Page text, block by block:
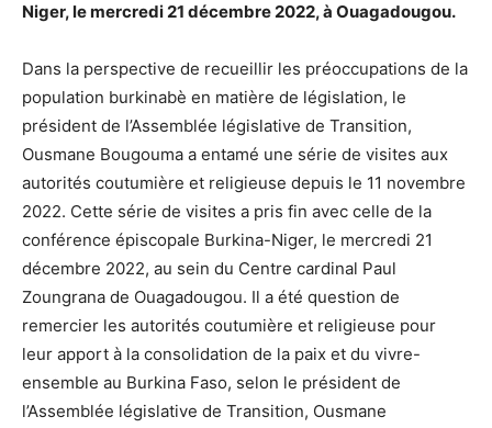
Niger, le mercredi 21 décembre 2022, à Ouagadougou.
Dans la perspective de recueillir les préoccupations de la
population burkinabè en matière de législation, le
président de l’Assemblée législative de Transition,
Ousmane Bougouma a entamé une série de visites aux
autorités coutumière et religieuse depuis le 11 novembre
2022. Cette série de visites a pris fin avec celle de la
conférence épiscopale Burkina-Niger, le mercredi 21
décembre 2022, au sein du Centre cardinal Paul
Zoungrana de Ouagadougou. Il a été question de
remercier les autorités coutumière et religieuse pour
leur apport à la consolidation de la paix et du vivre-
ensemble au Burkina Faso, selon le président de
l’Assemblée législative de Transition, Ousmane